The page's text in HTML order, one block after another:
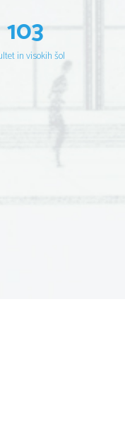
b et w een  different timescales?
103
in visokih šol